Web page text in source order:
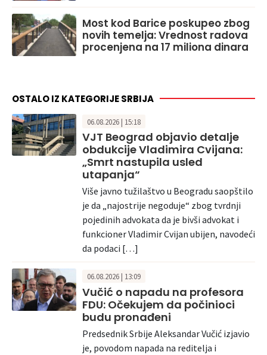
Most kod Barice poskupeo zbog
novih temelja: Vrednost radova
procenjena na 17 miliona dinara
OSTALO IZ KATEGORIJE SRBIJA
06.08.2026 | 15:18
VJT Beograd objavio detalje
obdukcije Vladimira Cvijana:
„Smrt nastupila usled
utapanja“
Više javno tužilaštvo u Beogradu saopštilo
je da „najostrije negoduje“ zbog tvrdnji
pojedinih advokata da je bivši advokat i
funkcioner Vladimir Cvijan ubijen, navodeći
da podaci […]
06.08.2026 | 13:09
Vučić o napadu na profesora
FDU: Očekujem da počinioci
budu pronađeni
Predsednik Srbije Aleksandar Vučić izjavio
je, povodom napada na reditelja i